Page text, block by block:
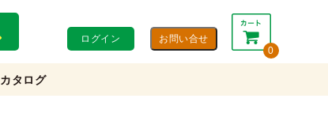
ログイン
0
0円
タログ